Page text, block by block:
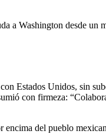
a Washington desde un
Estados Unidos, sin
con firmeza:
del pueblo